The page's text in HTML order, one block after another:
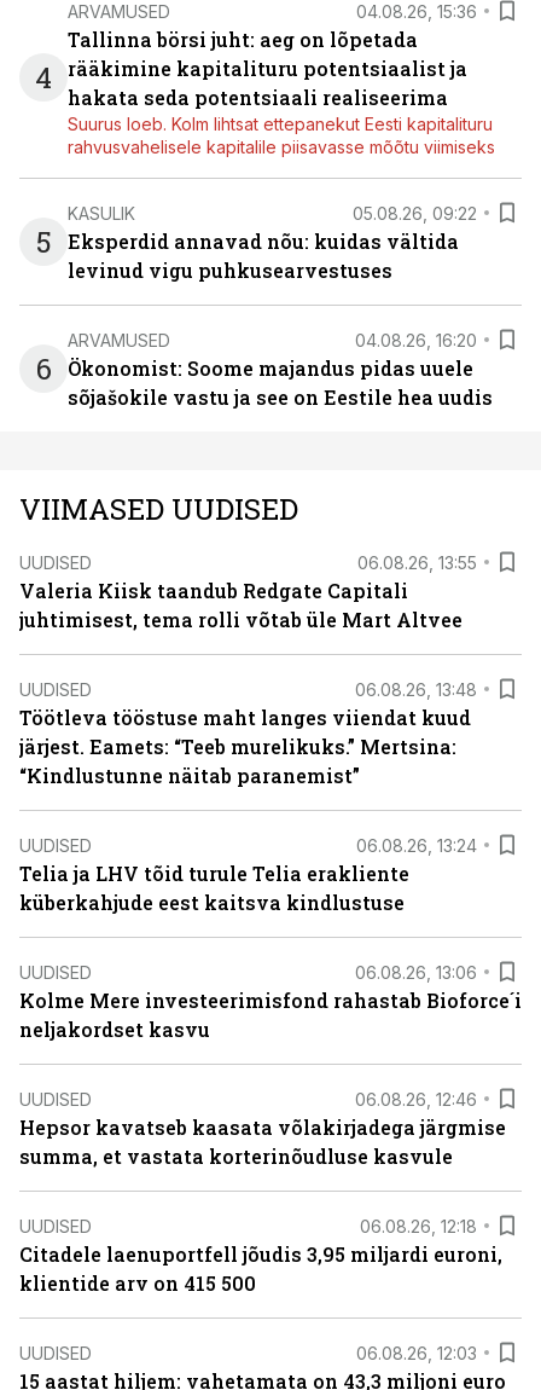
4
ARVAMUSED 04.08.26, 15:36
Tallinna börsi juht: aeg on lõpetada
rääkimine kapitalituru potentsiaalist ja
hakata seda potentsiaali realiseerima
Suurus loeb. Kolm lihtsat ettepanekut Eesti kapitalituru
rahvusvahelisele kapitalile piisavasse mõõtu viimiseks
5
KASULIK 05.08.26, 09:22
Eksperdid annavad nõu: kuidas vältida
levinud vigu puhkusearvestuses
6
ARVAMUSED 04.08.26, 16:20
Ökonomist: Soome majandus pidas uuele
sõjašokile vastu ja see on Eestile hea uudis
VIIMASED UUDISED
UUDISED 06.08.26, 13:55
Valeria Kiisk taandub Redgate Capitali
juhtimisest, tema rolli võtab üle Mart Altvee
UUDISED 06.08.26, 13:48
Töötleva tööstuse maht langes viiendat kuud
järjest. Eamets: “Teeb murelikuks.” Mertsina:
“Kindlustunne näitab paranemist”
UUDISED 06.08.26, 13:24
Telia ja LHV tõid turule Telia erakliente
küberkahjude eest kaitsva kindlustuse
UUDISED 06.08.26, 13:06
Kolme Mere investeerimisfond rahastab Bioforce´i
neljakordset kasvu
UUDISED 06.08.26, 12:46
Hepsor kavatseb kaasata võlakirjadega järgmise
summa, et vastata korterinõudluse kasvule
UUDISED 06.08.26, 12:18
Citadele laenuportfell jõudis 3,95 miljardi euroni,
klientide arv on 415 500
UUDISED 06.08.26, 12:03
15 aastat hiljem: vahetamata on 43,3 miljoni euro